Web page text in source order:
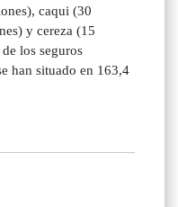
caqui (30
y cereza (15
los seguros
han situado en 163,4